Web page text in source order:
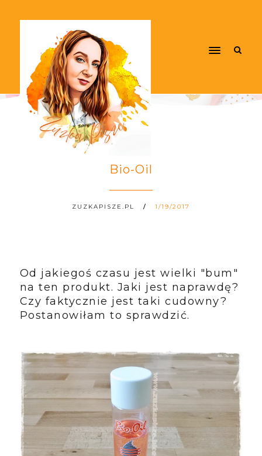
Bio-Oil
ZUZKAPISZE.PL 1/19/2017
Od jakiegoś czasu jest wielki "bum"
na ten produkt. Jaki jest naprawdę?
Czy faktycznie jest taki cudowny?
Postanowiłam to sprawdzić.